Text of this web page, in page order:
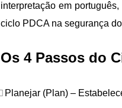
interpretação em
ciclo PDCA na segurança
Os 4 Passos do
Planejar (Plan) –